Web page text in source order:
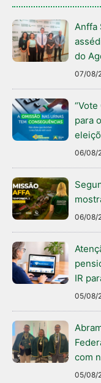
Anffa
do
07/08/
para
06/08/
06/08/
IR
05/08/
com
05/08/